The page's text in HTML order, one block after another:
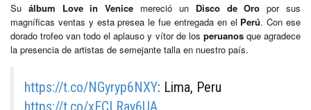
Su álbum Love in Venice mereció un Disco de Oro por sus
magníficas ventas y esta presea le fue entregada en el Perú. Con ese
dorado trofeo van todo el aplauso y vítor de los peruanosque agradece
la presencia de artistas de semejante talla en nuestro país.
https://t.co/NGyryp6NXY: Lima, Peru
https://t.co/xECLRay6UA